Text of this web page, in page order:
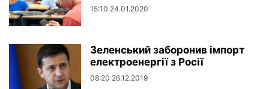
15:10 24.01.2020
Зеленський заборонив імпорт
електроенергії з Росії
08:20 26.12.2019